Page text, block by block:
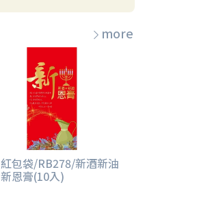
more
紅包袋/RB278/新酒新油
新恩膏(10入)